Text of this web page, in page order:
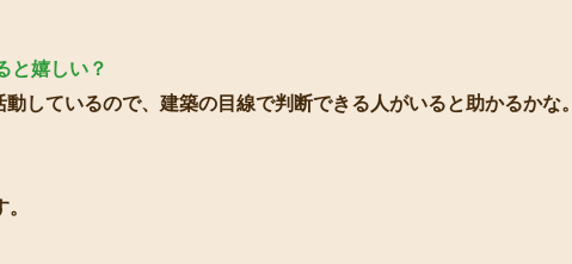
と嬉しい？
しているので、建築の目線で判断できる人がいると助かるかな。